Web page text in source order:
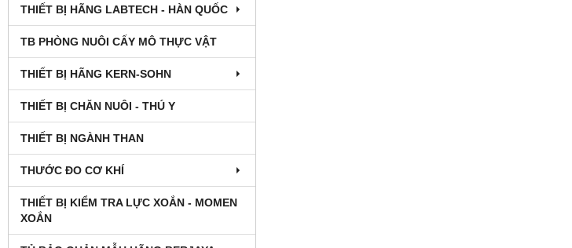
THIẾT BỊ HÃNG LABTECH - HÀN QUỐC
TB PHÒNG NUÔI CẤY MÔ THỰC VẬT
THIẾT BỊ HÃNG KERN-SOHN
THIẾT BỊ CHĂN NUÔI - THÚ Y
THIẾT BỊ NGÀNH THAN
THƯỚC ĐO CƠ KHÍ
THIẾT BỊ KIỂM TRA LỰC XOẮN - MOMEN
XOẮN